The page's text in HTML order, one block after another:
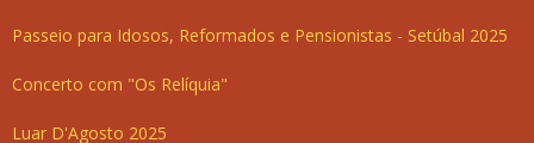
Passeio para Idosos, Reformados e Pensionistas - Setúbal 2025
Concerto com "Os Relíquia"
Luar D'Agosto 2025